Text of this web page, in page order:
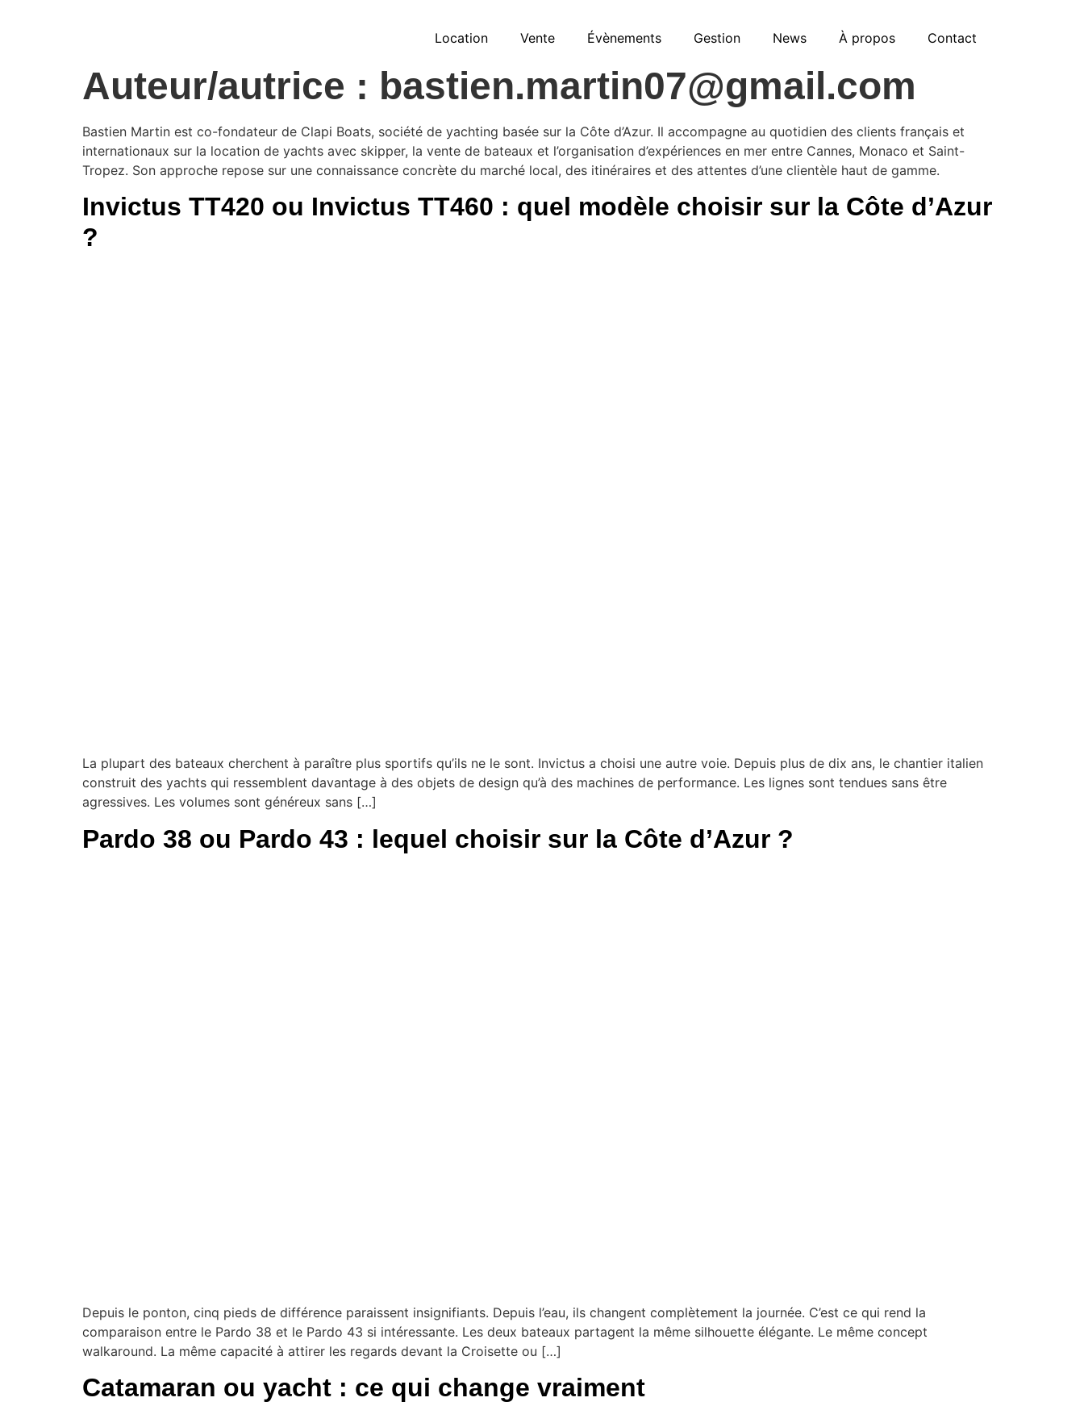
Location Vente Évènements Gestion News À propos Contact
Auteur/autrice : bastien.martin07@gmail.com
Bastien Martin est co-fondateur de Clapi Boats, société de yachting basée sur la Côte d’Azur. Il accompagne au quotidien des clients français et
internationaux sur la location de yachts avec skipper, la vente de bateaux et l’organisation d’expériences en mer entre Cannes, Monaco et Saint-
Tropez. Son approche repose sur une connaissance concrète du marché local, des itinéraires et des attentes d’une clientèle haut de gamme.
Invictus TT420 ou Invictus TT460 : quel modèle choisir sur la Côte d’Azur
?
La plupart des bateaux cherchent à paraître plus sportifs qu’ils ne le sont. Invictus a choisi une autre voie. Depuis plus de dix ans, le chantier italien
construit des yachts qui ressemblent davantage à des objets de design qu’à des machines de performance. Les lignes sont tendues sans être
agressives. Les volumes sont généreux sans […]
Pardo 38 ou Pardo 43 : lequel choisir sur la Côte d’Azur ?
Depuis le ponton, cinq pieds de différence paraissent insignifiants. Depuis l’eau, ils changent complètement la journée. C’est ce qui rend la
comparaison entre le Pardo 38 et le Pardo 43 si intéressante. Les deux bateaux partagent la même silhouette élégante. Le même concept
walkaround. La même capacité à attirer les regards devant la Croisette ou […]
Catamaran ou yacht : ce qui change vraiment